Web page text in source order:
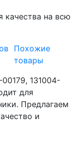
качества на всю
Похожие
товары
00179, 131004-
для
Предлагаем
и